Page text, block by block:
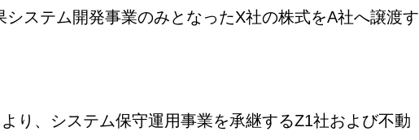
システム開発事業のみとなったX社の株式をA社へ譲渡す
り、システム保守運用事業を承継するZ1社および不動